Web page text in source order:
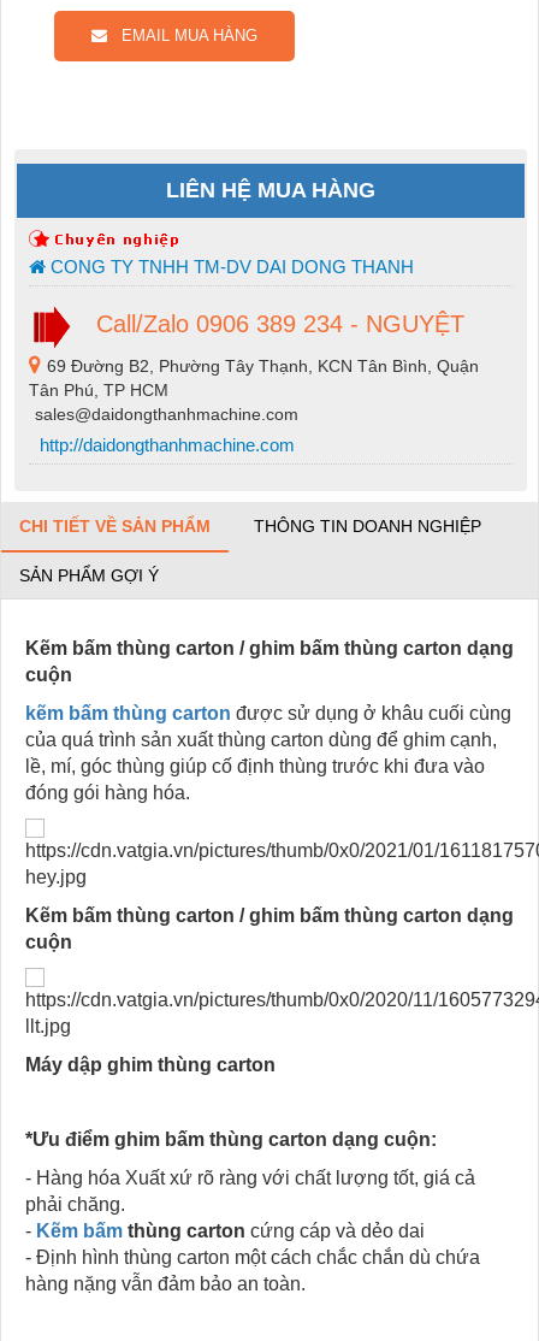
EMAIL MUA HÀNG
LIÊN HỆ MUA HÀNG
CONG TY TNHH TM-DV DAI DONG THANH
Call/Zalo 0906 389 234 - NGUYỆT
69 Đường B2, Phường Tây Thạnh, KCN Tân Bình, Quận
Tân Phú, TP HCM
sales@daidongthanhmachine.com
http://daidongthanhmachine.com
CHI TIẾT VỀ SẢN PHẨM THÔNG TIN DOANH NGHIỆP
SẢN PHẨM GỢI Ý
Kẽm bấm thùng carton / ghim bấm thùng carton dạng
cuộn
kẽm bấm thùng carton được sử dụng ở khâu cuối cùng
của quá trình sản xuất thùng carton dùng để ghim cạnh,
lề, mí, góc thùng giúp cố định thùng trước khi đưa vào
đóng gói hàng hóa.
Kẽm bấm thùng carton / ghim bấm thùng carton dạng
cuộn
Máy dập ghim thùng carton
*Ưu điểm ghim bấm thùng carton dạng cuộn:
- Hàng hóa Xuất xứ rõ ràng với chất lượng tốt, giá cả
phải chăng.
- Kẽm bấm thùng carton cứng cáp và dẻo dai
- Định hình thùng carton một cách chắc chắn dù chứa
hàng nặng vẫn đảm bảo an toàn.